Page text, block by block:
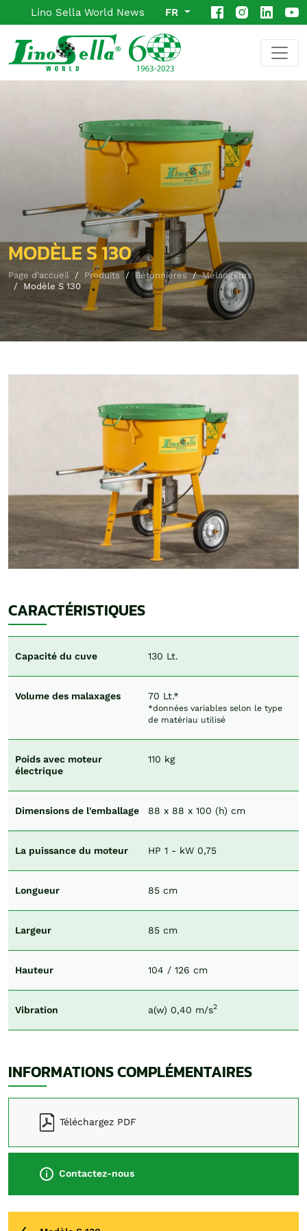
Lino Sella World News FR
MODÈLE S 130
Page d'accueil Produits Bétonnières
Mélangeurs
Modèle S 130
CARACTÉRISTIQUES
Capacité du cuve 130 Lt.
Volume des malaxages 70 Lt.*
*données variables selon le type
de matériau utilisé
Poids avec moteur
électrique
110 kg
Dimensions de l'emballage 88 x 88 x 100 (h) cm
La puissance du moteur HP 1 - kW 0,75
Longueur 85 cm
Largeur 85 cm
Hauteur 104 / 126 cm
Vibration a(w) 0,40 m/s2
INFORMATIONS COMPLÉMENTAIRES
Téléchargez PDF
Contactez-nous